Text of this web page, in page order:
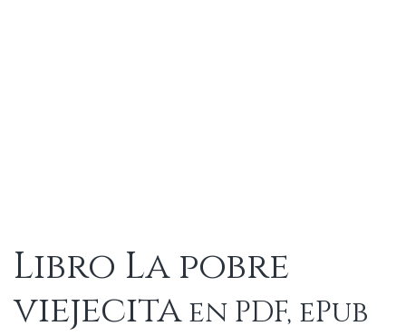
Libro La pobre
viejecitaen PDF, ePub